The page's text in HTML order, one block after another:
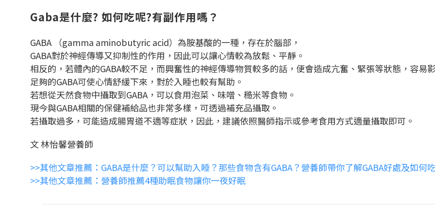
Gaba是什麼? 如何吃呢?有副作用嗎？
GABA （gamma aminobutyric acid）為胺基酸的一種，存在於腦部，
GABA對於神經傳導又抑制性的作用，因此可以讓心情較為放鬆、平靜。
相反的，若體內的GABA較不足，而興奮性的神經傳導物質較多的話，便會造成亢奮、緊張等狀態，容易
足夠的GABA可使心情舒緩下來，對於入睡也較有幫助。
若想從天然食物中攝取到GABA，可以食用泡菜、味噌、糙米等食物。
現今與GABA相關的保健補給品也非常多樣，可透過補充品攝取。
若攝取過多，可能造成腸胃道不適等症狀，因此，建議依照醫師指示或參考食用方式適量攝取即可。
文 林怡馨營養師
>>其他文章推薦：GABA是什麼？可以幫助入睡？那些食物含有GABA？營養師帶你了解GABA好處及如何吃
>>其他文章推薦：營養師推薦4種助眠食物讓你一夜好眠